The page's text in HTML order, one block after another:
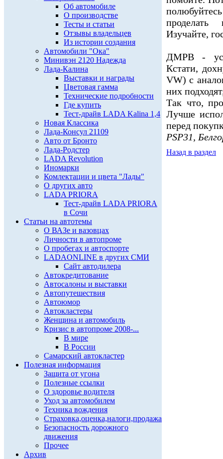
Об автомобиле
О производстве
Тесты и статьи
Отзывы владельцев
Из истории создания
Автомобили "Ока"
Минивэн 2120 Надежда
Лада-Калина
Выставки и награды
Цветовая гамма
Технические подробности
Где купить
Тест-драйв LADA Kalina 1,4
Новая Классика
Лада-Консул 21109
Авто от Бронто
Лада-Родстер
LADA Revolution
Иномарки
Комлектации и цвета "Лады"
О других авто
LADA PRIORA
Тест-драйв LADA PRIORA
в Сочи
Статьи на автотемы
О ВАЗе и вазовцах
Личности в автопроме
О пробегах и автоспорте
LADAONLINE в других СМИ
Сайт автодилера
Автокредитование
Автосалоны и выставки
Автопутешествия
Автоюмор
Автокластеры
Женщина и автомобиль
Кризис в автопроме 2008-...
В мире
В России
Самарский автокластер
Полезная информация
Защита от угона
Полезные ссылки
О здоровье водителя
Уход за автомобилем
Техника вождения
Страховка,оценка,налоги,продажа
Безопасность дорожного
движения
Прочее
Архив
Изучайте,
ДМРВ -
Кстати,
VW) с
них
Так что,
Лучше
перед
PSP31,
Назад в раздел